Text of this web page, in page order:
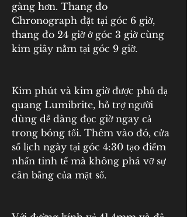
gàng hơn. Thang đo
Chronograph đặt tại góc 6 giờ,
thang đo 24 giờ ở góc 3 giờ cùng
kim giây nằm tại góc 9 giờ.
Kim phút và kim giờ được phủ dạ
quang Lumibrite, hỗ trợ người
dùng dễ dàng đọc giờ ngay cả
trong bóng tối. Thêm vào đó, cửa
sổ lịch ngày tại góc 4:30 tạo điểm
nhấn tinh tế mà không phá vỡ sự
cân bằng của mặt số.